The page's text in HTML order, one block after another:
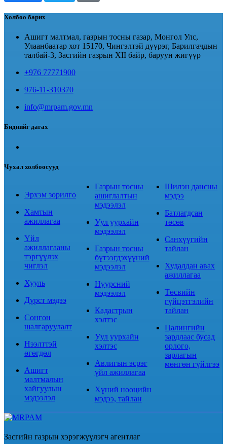
Холбоо барих
Ашигт малтмал, газрын тосны газар, Монгол Улс,
Улаанбаатар хот 15170, Чингэлтэй дүүрэг, Барилгачдын
талбай-3, Засгийн газрын XII байр, баруун жигүүр
+976 77771900
976-11-310370
info@mrpam.gov.mn
Биднийг дагах
Чухал холбоосууд
Эрхэм зорилго
Хамтын
ажиллагаа
Үйл
ажиллагааны
тэргүүлэх
чиглэл
Хууль
Дүрст мэдээ
Сонгон
шалгаруулалт
Нээлттэй
өгөгдөл
Ашигт
малтмалын
хайгуулын
мэдээлэл
Газрын тосны
ашиглалтын
мэдээлэл
Уул уурхайн
мэдээлэл
Газрын тосны
бүтээгдэхүүний
мэдээлэл
Нүүрсний
мэдээлэл
Кадастрын
хэлтэс
Уул уурхайн
хэлтэс
Авлигын эсрэг
үйл ажиллагаа
Хүний нөөцийн
мэдээ, тайлан
Шилэн дансны
мэдээ
Батлагдсан
төсөв
Санхүүгийн
тайлан
Худалдан авах
ажиллагаа
Төсвийн
гүйцэтгэлийн
тайлан
Цалингийн
зардлаас бусад
орлого,
зарлагын
мөнгөн гүйлгээ
Засгийн газрын хэрэгжүүлэгч агентлаг